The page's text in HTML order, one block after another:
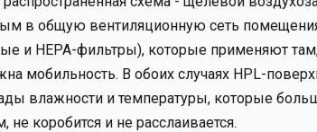
в общую вентиляционную сеть
и HEPA-фильтры), которые применяют
мобильность. В обоих случаях HPL-
влажности и температуры, которые
коробится и не расслаивается.